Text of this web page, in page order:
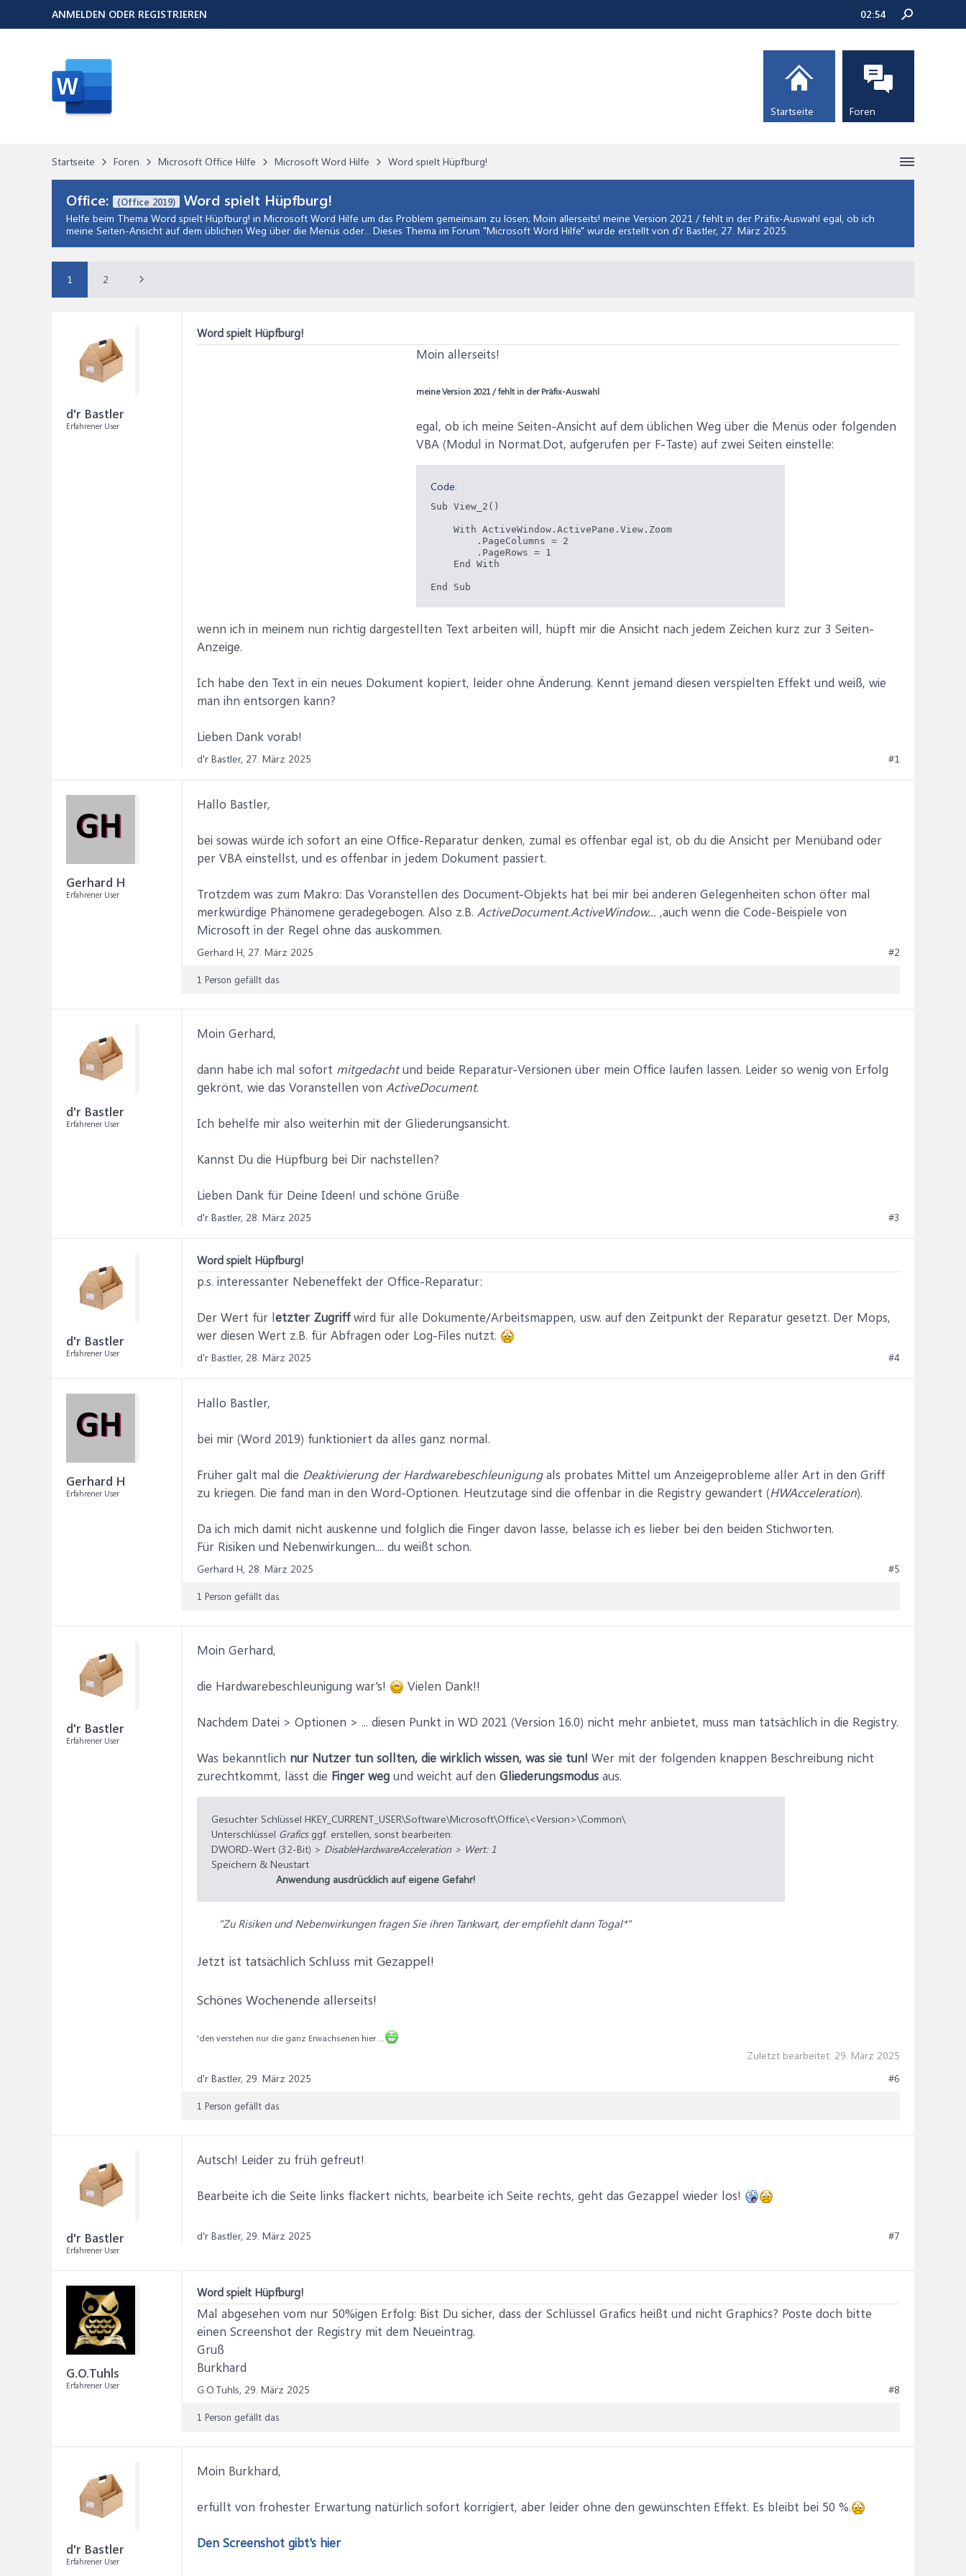
Startseite Foren Microsoft Office Hilfe Microsoft Word Hilfe Word spielt Hüpfburg!
Office: (Office 2019) Word spielt Hüpfburg!
Helfe beim Thema Word spielt Hüpfburg! in Microsoft Word Hilfe um das Problem gemeinsam zu lösen; Moin allerseits! meine Version 2021 / fehlt in der Präfix-Auswahl egal, ob ich
meine Seiten-Ansicht auf dem üblichen Weg über die Menüs oder... Dieses Thema im Forum "Microsoft Word Hilfe" wurde erstellt von d'r Bastler, 27. März 2025.
1 2
d'r Bastler
Erfahrener User
Word spielt Hüpfburg!
Moin allerseits!
meine Version 2021 / fehlt in der Präfix-Auswahl
egal, ob ich meine Seiten-Ansicht auf dem üblichen Weg über die Menüs oder folgenden
VBA (Modul in Normat.Dot, aufgerufen per F-Taste) auf zwei Seiten einstelle:
Code:
Sub View_2()
    With ActiveWindow.ActivePane.View.Zoom
        .PageColumns = 2
        .PageRows = 1
    End With
End Sub
wenn ich in meinem nun richtig dargestellten Text arbeiten will, hüpft mir die Ansicht nach jedem Zeichen kurz zur 3 Seiten-
Anzeige.
Ich habe den Text in ein neues Dokument kopiert, leider ohne Änderung. Kennt jemand diesen verspielten Effekt und weiß, wie
man ihn entsorgen kann?
Lieben Dank vorab!
d'r Bastler, 27. März 2025 #1
Gerhard H
Erfahrener User
Hallo Bastler,
bei sowas würde ich sofort an eine Office-Reparatur denken, zumal es offenbar egal ist, ob du die Ansicht per Menüband oder
per VBA einstellst, und es offenbar in jedem Dokument passiert.
Trotzdem was zum Makro: Das Voranstellen des Document-Objekts hat bei mir bei anderen Gelegenheiten schon öfter mal
merkwürdige Phänomene geradegebogen. Also z.B. ActiveDocument.ActiveWindow... ,auch wenn die Code-Beispiele von
Microsoft in der Regel ohne das auskommen.
Gerhard H, 27. März 2025 #2
1 Person gefällt das.
d'r Bastler
Erfahrener User
Moin Gerhard,
dann habe ich mal sofort mitgedachtund beide Reparatur-Versionen über mein Office laufen lassen. Leider so wenig von Erfolg
gekrönt, wie das Voranstellen von ActiveDocument.
Ich behelfe mir also weiterhin mit der Gliederungsansicht.
Kannst Du die Hüpfburg bei Dir nachstellen?
Lieben Dank für Deine Ideen! und schöne Grüße
d'r Bastler, 28. März 2025 #3
d'r Bastler
Erfahrener User
Word spielt Hüpfburg!
p.s. interessanter Nebeneffekt der Office-Reparatur:
Der Wert für letzter Zugriffwird für alle Dokumente/Arbeitsmappen, usw. auf den Zeitpunkt der Reparatur gesetzt. Der Mops,
wer diesen Wert z.B. für Abfragen oder Log-Files nutzt.
d'r Bastler, 28. März 2025 #4
Gerhard H
Erfahrener User
Hallo Bastler,
bei mir (Word 2019) funktioniert da alles ganz normal.
Früher galt mal die Deaktivierung der Hardwarebeschleunigungals probates Mittel um Anzeigeprobleme aller Art in den Griff
zu kriegen. Die fand man in den Word-Optionen. Heutzutage sind die offenbar in die Registry gewandert (HWAcceleration).
Da ich mich damit nicht auskenne und folglich die Finger davon lasse, belasse ich es lieber bei den beiden Stichworten.
Für Risiken und Nebenwirkungen.... du weißt schon.
Gerhard H, 28. März 2025 #5
1 Person gefällt das.
d'r Bastler
Erfahrener User
Moin Gerhard,
die Hardwarebeschleunigung war's! Vielen Dank!!
Nachdem Datei > Optionen > ... diesen Punkt in WD 2021 (Version 16.0) nicht mehr anbietet, muss man tatsächlich in die Registry.
Was bekanntlich nur Nutzer tun sollten, die wirklich wissen, was sie tun! Wer mit der folgenden knappen Beschreibung nicht
zurechtkommt, lässt die Finger weg und weicht auf den Gliederungsmodus aus.
Gesuchter Schlüssel HKEY_CURRENT_USER\Software\Microsoft\Office\<Version>\Common\
Unterschlüssel Grafics ggf. erstellen, sonst bearbeiten:
DWORD-Wert (32-Bit) > DisableHardwareAcceleration > Wert: 1
Speichern & Neustart
Anwendung ausdrücklich auf eigene Gefahr!
"Zu Risiken und Nebenwirkungen fragen Sie ihren Tankwart, der empfiehlt dann Togal*"
Jetzt ist tatsächlich Schluss mit Gezappel!
Schönes Wochenende allerseits!
'den verstehen nur die ganz Erwachsenen hier ...
Zuletzt bearbeitet: 29. März 2025
d'r Bastler, 29. März 2025 #6
1 Person gefällt das.
d'r Bastler
Erfahrener User
Autsch! Leider zu früh gefreut!
Bearbeite ich die Seite links flackert nichts, bearbeite ich Seite rechts, geht das Gezappel wieder los!
d'r Bastler, 29. März 2025 #7
G.O.Tuhls
Erfahrener User
Word spielt Hüpfburg!
Mal abgesehen vom nur 50%igen Erfolg: Bist Du sicher, dass der Schlüssel Grafics heißt und nicht Graphics? Poste doch bitte
einen Screenshot der Registry mit dem Neueintrag.
Gruß
Burkhard
G.O.Tuhls, 29. März 2025 #8
1 Person gefällt das.
d'r Bastler
Erfahrener User
Moin Burkhard,
erfüllt von frohester Erwartung natürlich sofort korrigiert, aber leider ohne den gewünschten Effekt. Es bleibt bei 50 %.
Den Screenshot gibt's hier
ANMELDEN ODER REGISTRIEREN 02:54
Startseite Foren